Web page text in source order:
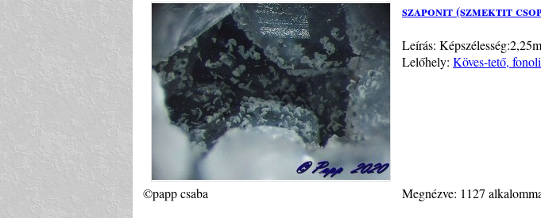
szaponit (szmektit
Leírás:
Lelőhely: Köves-tető,
©papp csaba Megnézve: 1127